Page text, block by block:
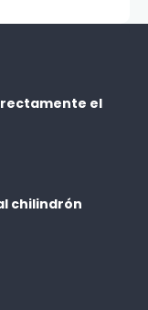
el
chilindrón